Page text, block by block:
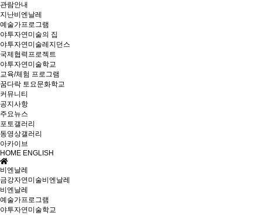
관람안내
지난비엔날레
예술가프로그램
야투자연미술의 집
야투자연미술레지던스
국제협력프로젝트
야투자연미술학교
교육/체험 프로그램
꿈다락 토요문화학교
커뮤니티
공지사항
주요뉴스
포토갤러리
동영상갤러리
아카이브
HOME ENGLISH
비엔날레
금강자연미술비엔날레
비엔날레
예술가프로그램
야투자연미술학교